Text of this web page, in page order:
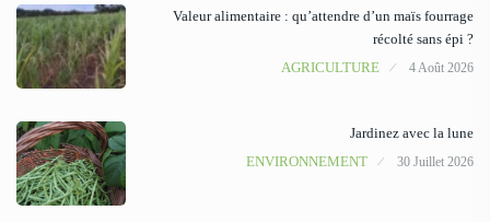
Valeur alimentaire : qu’attendre d’un maïs fourrage
récolté sans épi ?
AGRICULTURE
4 Août 2026
Jardinez avec la lune
ENVIRONNEMENT
30 Juillet 2026